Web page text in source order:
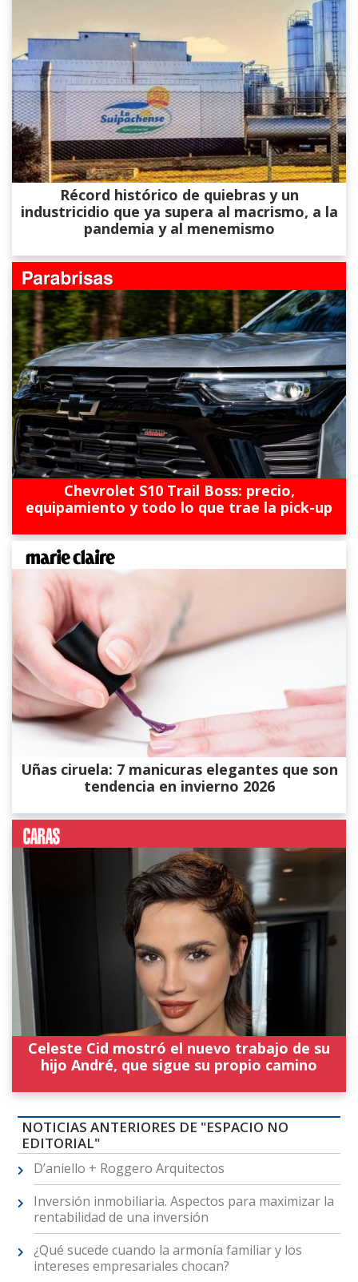
Récord histórico de quiebras y un
industricidio que ya supera al macrismo, a la
pandemia y al menemismo
Chevrolet S10 Trail Boss: precio,
equipamiento y todo lo que trae la pick-up
Uñas ciruela: 7 manicuras elegantes que son
tendencia en invierno 2026
Celeste Cid mostró el nuevo trabajo de su
hijo André, que sigue su propio camino
NOTICIAS ANTERIORES DE "ESPACIO NO
EDITORIAL"
D’aniello + Roggero Arquitectos
Inversión inmobiliaria. Aspectos para maximizar la
rentabilidad de una inversión
¿Qué sucede cuando la armonía familiar y los
intereses empresariales chocan?